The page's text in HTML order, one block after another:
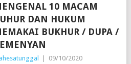
10 MACAM
DAN HUKUM
BUKHUR / DUPA /
| 09/10/2020